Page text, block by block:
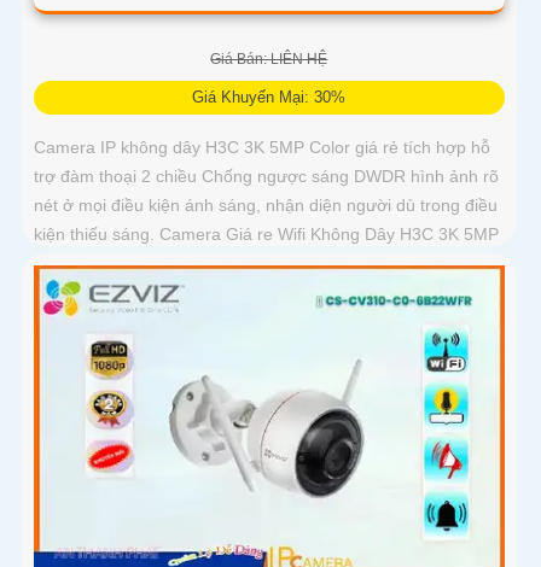
Giá Bán: LIÊN HỆ
Giá Khuyến Mại: 30%
Camera IP không dây H3C 3K 5MP Color giá rẻ tích hợp hỗ
trợ đàm thoại 2 chiều Chống ngược sáng DWDR hình ảnh rõ
nét ở mọi điều kiện ánh sáng, nhận diện người dù trong điều
kiện thiếu sáng. Camera Giá re Wifi Không Dây H3C 3K 5MP
Color siêu sáng, đẹp